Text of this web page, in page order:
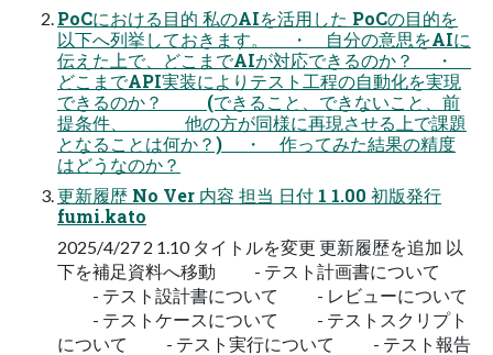
PoCにおける目的 私のAIを活用した PoCの目的を
以下へ列挙しておきます。 ・ 自分の意思をAIに
伝えた上で、どこまでAIが対応できるのか？ ・
どこまでAPI実装によりテスト工程の自動化を実現
できるのか？ (できること、できないこと、前
提条件、 他の方が同様に再現させる上で課題
となることは何か？) ・ 作ってみた結果の精度
はどうなのか？
更新履歴 No Ver 内容 担当 日付 1 1.00 初版発行
fumi.kato
2025/4/27 2 1.10 タイトルを変更 更新履歴を追加 以
下を補足資料へ移動 - テスト計画書について
- テスト設計書について - レビューについて
- テストケースについて - テストスクリプト
について - テスト実行について - テスト報告